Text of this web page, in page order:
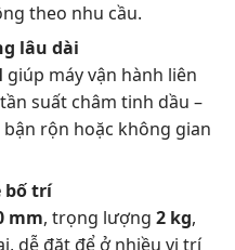
theo nhu cầu.
lâu dài
giúp máy vận hành liên
suất châm tinh dầu –
rộn hoặc không gian
bố trí
mm, trọng lượng 2 kg,
dễ đặt để ở nhiều vị trí